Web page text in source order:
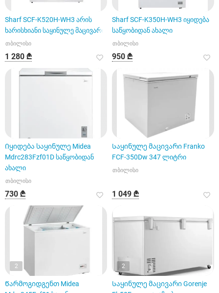
Sharf SCF-K520H-WH3 არის
ხარისხიანი საყინულე მაცივარი
თბილისი
1 280 ₾
Sharf SCF-K350H-WH3 იყიდება
საწყობიდან ახალი
თბილისი
950 ₾
Იყიდება საყინულე Midea
Mdrc283Fzf01D საწყობიდან
ახალი
თბილისი
730 ₾
Საყინულე მაცივარი Franko
FCF-350Dw 347 ლიტრი
თბილისი
1 049 ₾
2
Წარმოგიდგენთ Midea
2
Საყინულე მაცივარი Gorenje